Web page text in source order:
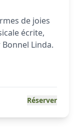
de joies
écrite,
Linda.
Réserver